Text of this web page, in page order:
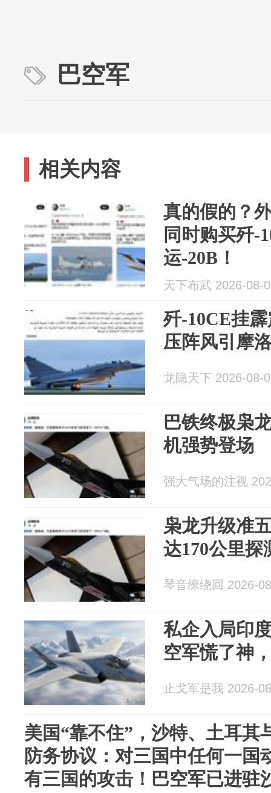
巴空军
相关内容
真的假的？
同时购买歼-
运-20B！
天下布武 2026-08-
歼-10CE挂
压阵风引摩
龙隐天下 2026-08-
巴铁终极枭
机强势登场
强大气场的注视
枭龙升级准
达170公里探
琴音缭绕回 2026-
私企入局印
空军慌了神
止戈军是我 2026-
美国“靠不住”，沙特、土耳其
防务协议：对三国中任何一国
有三国的攻击！巴空军已进驻